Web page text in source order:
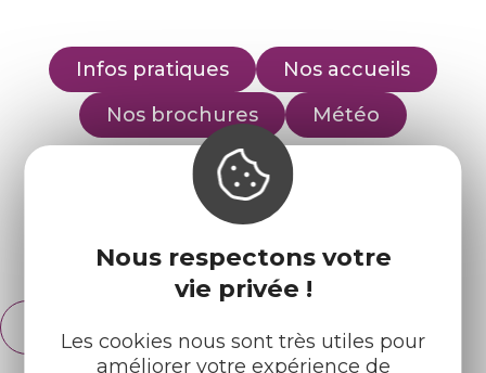
Nous respectons votre
vie privée !
Les cookies nous sont très utiles pour
améliorer votre expérience de
Infos pratiques
Nos accueils
Nos brochures
Météo
Retrouvez-nous sur :
Espace pro Partenaires
Français
English